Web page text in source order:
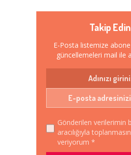
Takip Edin
E-Posta listemize
güncellemeleri mail ile
Gönderilen verilerimin
aracılığıyla
veriyorum *